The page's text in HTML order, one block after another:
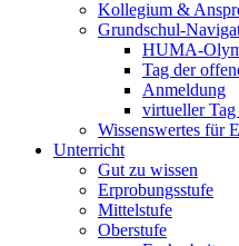
Kollegium &
Grundschul-
HUMA-
Tag der
Anmeldung
virtueller
Wissenswertes für
Unterricht
Gut zu wissen
Erprobungsstufe
Mittelstufe
Oberstufe